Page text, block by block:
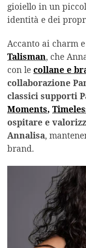
gioiello in un
identità e dei
Accanto ai charm
Talisman, che
con le collane e
collaborazione
classici supporti
Moments,
ospitare e
Annalisa,
brand.